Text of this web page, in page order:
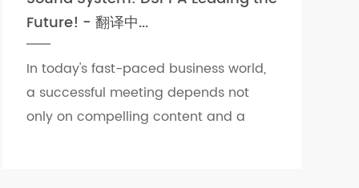
Future! - 翻译中...
In today's fast-paced business world,
a successful meeting depends not
only on compelling content and a